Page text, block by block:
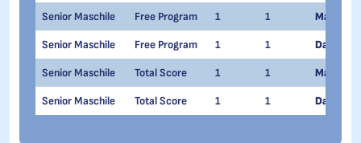
Senior Maschile Free Program 1 1 Matteo
Senior Maschile Free Program 1 1 Daniel
Senior Maschile Total Score 1 1 Matteo
Senior Maschile Total Score 1 1 Daniel